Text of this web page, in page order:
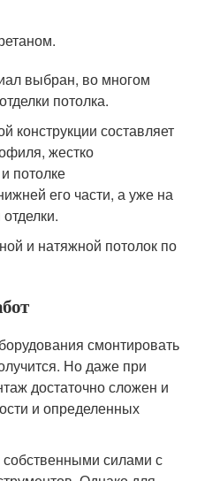
выбран, во многом
потолка.
конструкции составляет
жестко
потолке
его части, а уже на
и натяжной потолок по
смонтировать
Но даже при
достаточно сложен и
и определенных
силами с